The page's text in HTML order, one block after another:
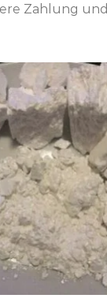
Zahlung und